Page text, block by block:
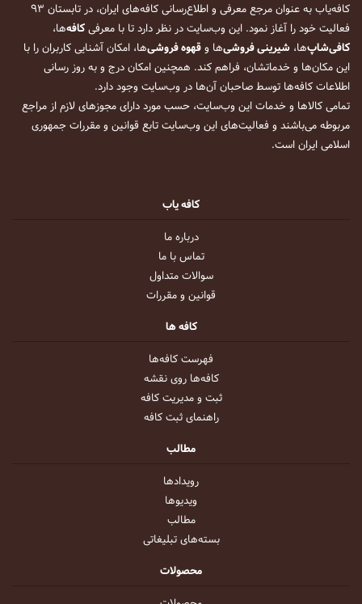
کافه‌یاب به عنوان مرجع معرفی و اطلاع‌رسانی کافه‌های ایران، در تابستان ۹۳
فعالیت خود را آغاز نمود. این وب‌سایت در نظر دارد تا با معرفیکافه‌ها،
کافی‌شاپ‌ها، شیرینی فروشی‌ها وقهوه فروشی‌ها، امکان آشنایی کاربران را با
این مکان‌ها و خدماتشان، فراهم کند. همچنین امکان درج و به روز رسانی
اطلاعات کافه‌ها توسط صاحبان آن‌ها در وب‌سایت وجود دارد.
تمامی کالاها و خدمات این وب‌سایت، حسب مورد دارای مجوزهای لازم از مراجع
مربوطه می‌باشند و فعالیت‌های این وب‌سایت تابع قوانین و مقررات جمهوری
اسلامی ایران است.
کافه یاب
درباره ما
تماس با ما
سوالات متداول
قوانین و مقررات
کافه ها
فهرست کافه‌ها
کافه‌ها روی نقشه
ثبت و مدیریت کافه
راهنمای ثبت کافه
مطالب
رویداد‌ها
ویدیو‌ها
مطالب
بسته‌های تبلیغاتی
محصولات